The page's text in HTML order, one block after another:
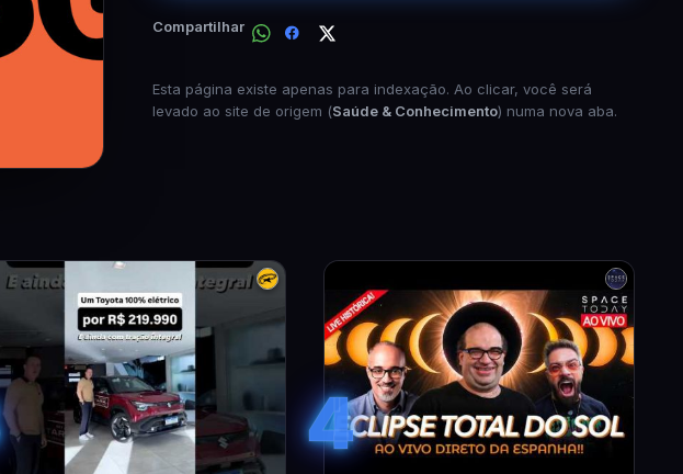
Compartilhar
Esta página existe apenas para indexação. Ao clicar, você será
levado ao site de origem (Saúde & Conhecimento) numa nova aba.
4